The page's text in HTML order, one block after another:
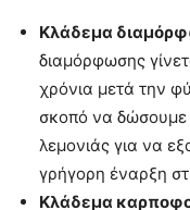
Κλάδεμα
διαμόρφωσης
χρόνια μετά την
σκοπό να δώσουμε
λεμονιάς για να
γρήγορη έναρξη
Κλάδεμα